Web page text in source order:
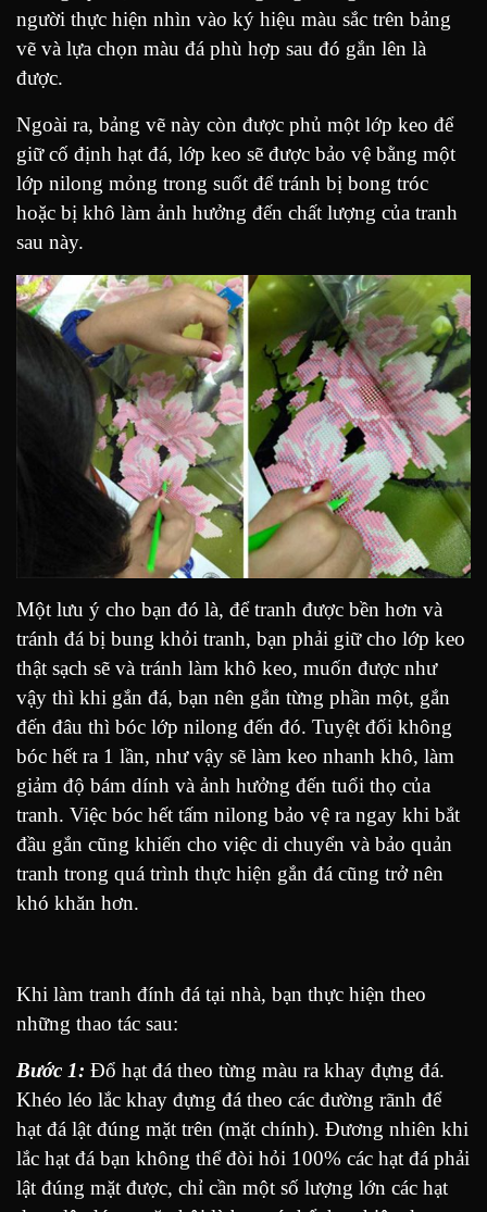
người thực hiện nhìn vào ký hiệu màu sắc trên bảng
vẽ và lựa chọn màu đá phù hợp sau đó gắn lên là
được.
Ngoài ra, bảng vẽ này còn được phủ một lớp keo để
giữ cố định hạt đá, lớp keo sẽ được bảo vệ bằng một
lớp nilong mỏng trong suốt để tránh bị bong tróc
hoặc bị khô làm ảnh hưởng đến chất lượng của tranh
sau này.
Một lưu ý cho bạn đó là, để tranh được bền hơn và
tránh đá bị bung khỏi tranh, bạn phải giữ cho lớp keo
thật sạch sẽ và tránh làm khô keo, muốn được như
vậy thì khi gắn đá, bạn nên gắn từng phần một, gắn
đến đâu thì bóc lớp nilong đến đó. Tuyệt đối không
bóc hết ra 1 lần, như vậy sẽ làm keo nhanh khô, làm
giảm độ bám dính và ảnh hưởng đến tuổi thọ của
tranh. Việc bóc hết tấm nilong bảo vệ ra ngay khi bắt
đầu gắn cũng khiến cho việc di chuyển và bảo quản
tranh trong quá trình thực hiện gắn đá cũng trở nên
khó khăn hơn.
Khi làm tranh đính đá tại nhà, bạn thực hiện theo
những thao tác sau:
Bước 1: Đổ hạt đá theo từng màu ra khay đựng đá.
Khéo léo lắc khay đựng đá theo các đường rãnh để
hạt đá lật đúng mặt trên (mặt chính). Đương nhiên khi
lắc hạt đá bạn không thể đòi hỏi 100% các hạt đá phải
lật đúng mặt được, chỉ cần một số lượng lớn các hạt